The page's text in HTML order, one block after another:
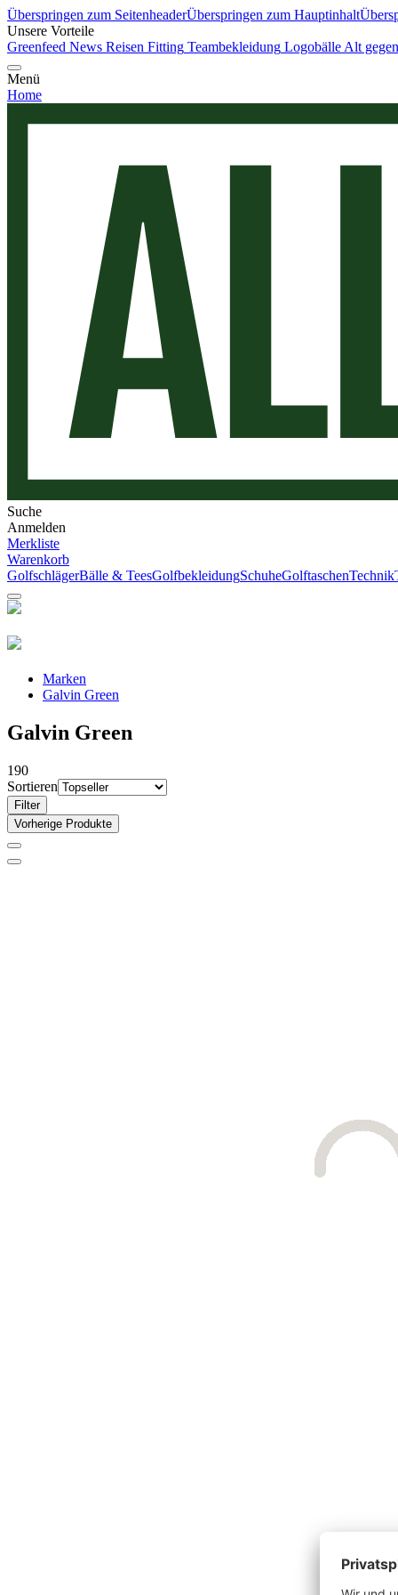
Überspringen zum SeitenheaderÜberspringen zum Hauptinhalt
Unsere Vorteile
Greenfeed News Reisen Fitting Teambekleidung Logobälle Alt
Menü
Home
Suche
Anmelden
Merkliste
Warenkorb
GolfschlägerBälle & TeesGolfbekleidungSchuheGolftaschenTechnik
Marken
Galvin Green
Galvin Green
190
Sortieren
Filter
Vorherige Produkte